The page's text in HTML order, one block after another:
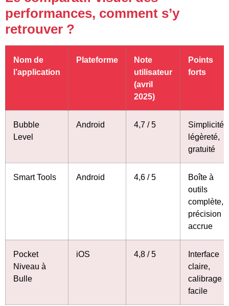
performances, comment s’y
retrouver ?
Nom de
l’application
Plateforme
Note
utilisateur
(avril
2025)
Points
forts
Bubble
Level
Android 4,7 / 5
Simplicité,
légèreté,
gratuité
Smart Tools Android 4,6 / 5
Boîte à
outils
complète,
précision
accrue
Pocket
Niveau à
Bulle
iOS 4,8 / 5
Interface
claire,
calibrage
facile